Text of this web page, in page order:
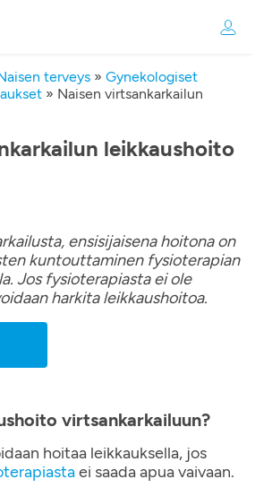
terveys » Gynekologiset
» Naisen virtsankarkailun
leikkaushoito
ensisijaisena hoitona on
kuntouttaminen fysioterapian
Jos fysioterapiasta ei ole
harkita leikkaushoitoa.
virtsankarkailuun?
hoitaa leikkauksella, jos
ei saada apua vaivaan.